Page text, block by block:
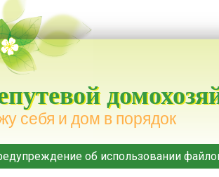
себя и дом в порядок
об использовании